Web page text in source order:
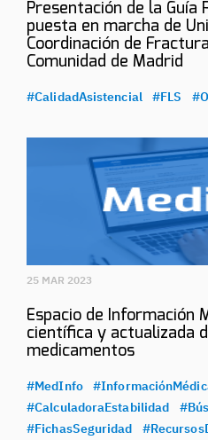
Presentación de la Guía
puesta en marcha de
Coordinación de
Comunidad de Madrid
#CalidadAsistencial #FLS
25 MAR 2023
Espacio de Información
científica y actualizada
medicamentos
#MedInfo
#CalculadoraEstabilidad
#FichasSeguridad